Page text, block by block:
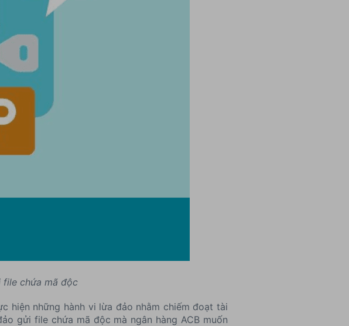
file chứa mã độc
hiện những hành vi lừa đảo nhằm chiếm đoạt tài
gửi file chứa mã độc mà ngân hàng ACB muốn